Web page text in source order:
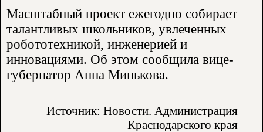
Масштабный проект ежегодно собирает
талантливых школьников, увлеченных
робототехникой, инженерией и
инновациями. Об этом сообщила вице-
губернатор Анна Минькова.
Источник: Новости. Администрация
Краснодарского края